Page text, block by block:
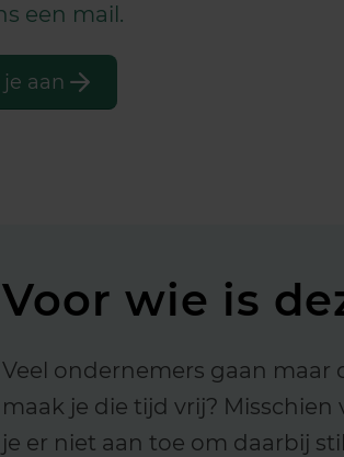
een mail.
aan
Voor wie is
Veel ondernemers gaan maar
maak je die tijd vrij?
je er niet aan toe om daarbij